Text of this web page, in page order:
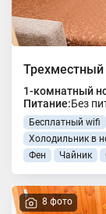
Трехместный
1-комнатный
Питание:Без
Бесплатный wifi
Холодильник в
Фен
Чайник
8 фото